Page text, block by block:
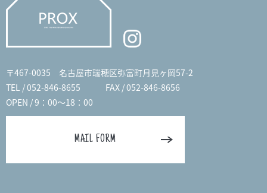
〒467-0035 名古屋市瑞穂区弥富町月見ヶ岡57-2
TEL / 052-846-8655
FAX / 052-846-8656
OPEN / 9：00～18：00
MAIL FORM